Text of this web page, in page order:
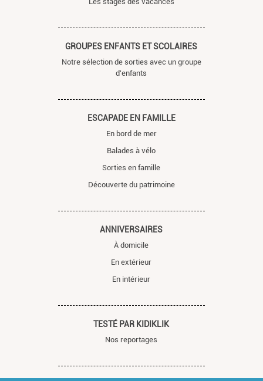
GROUPES ENFANTS ET SCOLAIRES
Notre sélection de sorties avec un groupe
d'enfants
ESCAPADE EN FAMILLE
En bord de mer
Balades à vélo
Sorties en famille
Découverte du patrimoine
ANNIVERSAIRES
À domicile
En extérieur
En intérieur
TESTÉ PAR KIDIKLIK
Nos reportages